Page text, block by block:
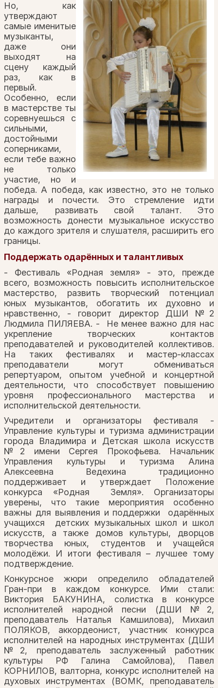
Но, как
утверждают
самые именитые
музыканты,
даже они
выходят на
сцену каждый
раз, как в
первый.
Особенно, если
в мастерстве ты
соревнуешься с
сильными,
достойными
соперниками,
если тебе важно
не только
участие, но и
победа. А победа, как известно, это не только
награды и почести. Это стремление идти
дальше, развивать свой талант. Это
возможность донести музыкальное искусство
до каждого зрителя и слушателя, расширить его
границы.
Поддержать одарённых и талантливых
- Фестиваль «Родная земля» - это, прежде
всего, возможность повысить исполнительское
мастерство, развить творческий потенциал
юных музыкантов, обогатить их духовно и
нравственно, - говорит директор ДШИ №2
Людмила ПИЛЯЕВА. - Не менее важно для нас
укрепление творческих контактов
преподавателей и руководителей коллективов.
На таких фестивалях и мастер-классах
преподаватели могут обмениваться
репертуаром, опытом учебной и концертной
деятельности, что способствует повышению
уровня профессионального мастерства и
исполнительской деятельности.
Учредители и организаторы фестиваля -
Управление культуры и туризма администрации
города Владимира и Детская школа искусств
№2 имени Сергея Прокофьева. Начальник
Управления культуры и туризма Алина
Алексеевна Ведехина традиционно
поддерживает и утверждает Положение
конкурса «Родная Земля». Организаторы
уверены, что такие мероприятия особенно
важны для выявления и поддержки одарённых
учащихся детских музыкальных школ и школ
искусств, а также домов культуры, дворцов
творчества юных, студентов и учащейся
молодёжи. И итоги фестиваля – лучшее тому
подтверждение.
Конкурсное жюри определило обладателей
Гран-при в каждом конкурсе. Ими стали:
Виктория БАКУНИНА, солистка в конкурсе
исполнителей народной песни (ДШИ №2,
преподаватель Наталья Камшилова), Михаил
ПОЛЯКОВ, аккордеонист, участник конкурса
исполнителей на народных инструментах (ДШИ
№2, преподаватель заслуженный работник
культуры РФ Галина Самойлова), Павел
КОРНИЛОВ, валторна, конкурс исполнителей на
духовых инструментах (ВОМК, преподаватель